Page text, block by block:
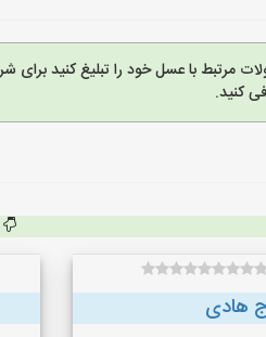
مرتبط با عسل خود را تبلیغ کنید برای
کنید.
هادی